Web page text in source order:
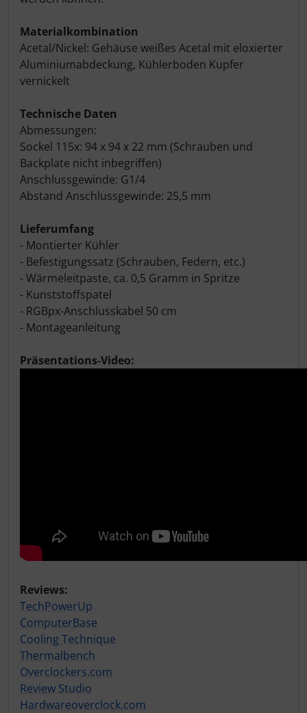
Materialkombination
Acetal/Nickel: Gehäuse weißes Acetal mit eloxierter
Aluminiumabdeckung, Kühlerboden Kupfer
vernickelt
Technische Daten
Abmessungen:
Sockel 115x: 94 x 94 x 22 mm (Schrauben und
Backplate nicht inbegriffen)
Anschlussgewinde: G1/4
Abstand Anschlussgewinde: 25,5 mm
Lieferumfang
- Montierter Kühler
- Befestigungssatz (Schrauben, Federn, etc.)
- Wärmeleitpaste, ca. 0,5 Gramm in Spritze
- Kunststoffspatel
- RGBpx-Anschlusskabel 50 cm
- Montageanleitung
Präsentations-Video:
Reviews:
TechPowerUp
ComputerBase
Cooling Technique
Thermalbench
Overclockers.com
Review Studio
Hardwareoverclock.com